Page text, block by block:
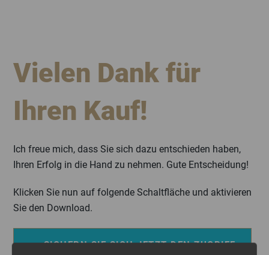
Vielen Dank für
Ihren Kauf!
Ich freue mich, dass Sie sich dazu entschieden haben,
Ihren Erfolg in die Hand zu nehmen. Gute Entscheidung!
Klicken Sie nun auf folgende Schaltfläche und aktivieren
Sie den Download.
>> SICHERN SIE SICH JETZT DEN ZUGRIFF